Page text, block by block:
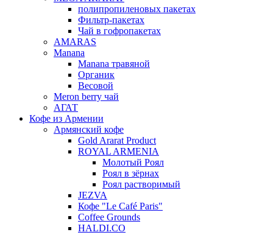
полипропиленовых пакетах
Фильтр-пакетах
Чай в гофропакетах
AMARAS
Manana
Manana травяной
Органик
Весовой
Meron berry чай
АГАТ
Кофе из Армении
Армянский кофе
Gold Ararat Product
ROYAL ARMENIA
Молотый Роял
Роял в зёрнах
Роял растворимый
JEZVA
Кофе "Le Café Paris"
Coffee Grounds
HALDI.CO